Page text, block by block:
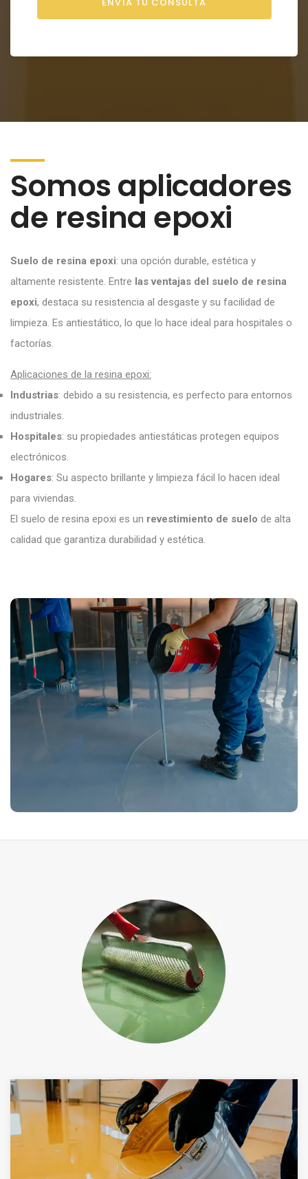
Somos aplicadores
de resina epoxi
Suelo de resina epoxi: una opción durable, estética y
altamente resistente. Entre las ventajas del suelo de resina
epoxi, destaca su resistencia al desgaste y su facilidad de
limpieza. Es antiestático, lo que lo hace ideal para hospitales o
factorías.
Aplicaciones de la resina epoxi:
Industrias: debido a su resistencia, es perfecto para entornos
industriales.
Hospitales: su propiedades antiestáticas protegen equipos
electrónicos.
Hogares: Su aspecto brillante y limpieza fácil lo hacen ideal
para viviendas.
El suelo de resina epoxi es un revestimiento de suelo de alta
calidad que garantiza durabilidad y estética.